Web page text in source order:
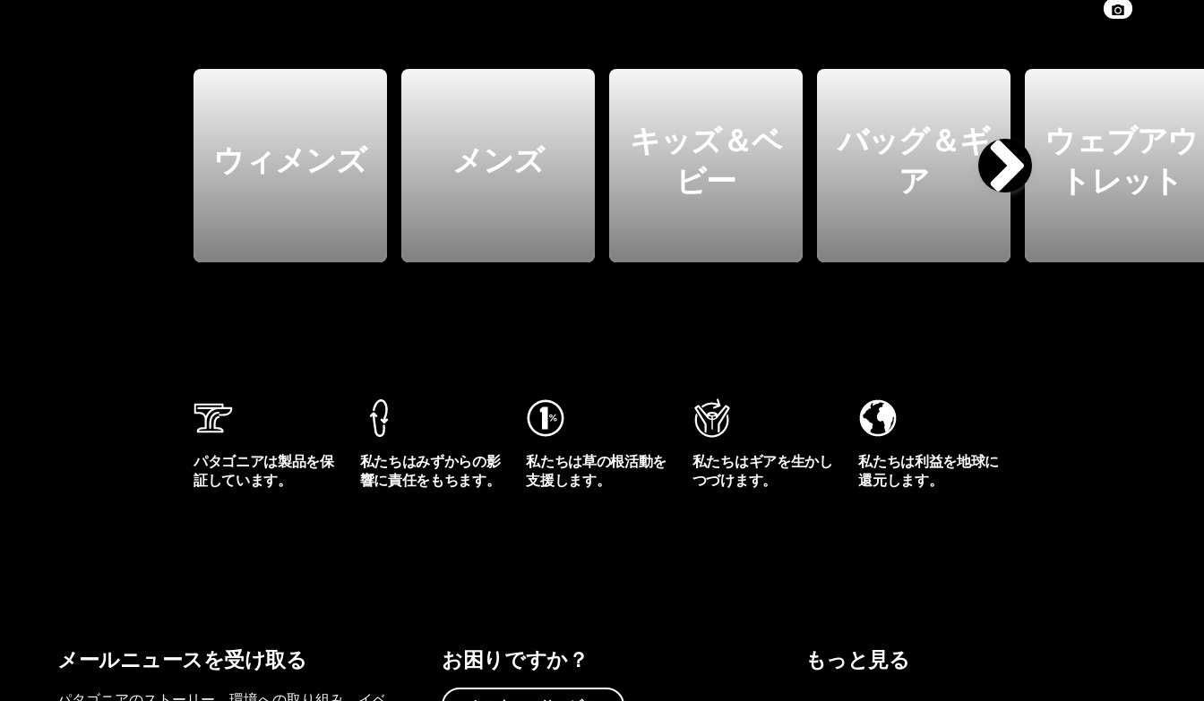
ウィメンズ メンズ
キッズ＆ベ
ビー
バッグ＆ギ
ア
ウェブアウ
トレット
パタゴニアは製品を保
証しています。
私たちはみずからの影
響に責任をもちます。
私たちは草の根活動を
支援します。
私たちはギアを生かし
つづけます。
私たちは利益を地球に
還元します。
メールニュースを受け取る お困りですか？ もっと見る